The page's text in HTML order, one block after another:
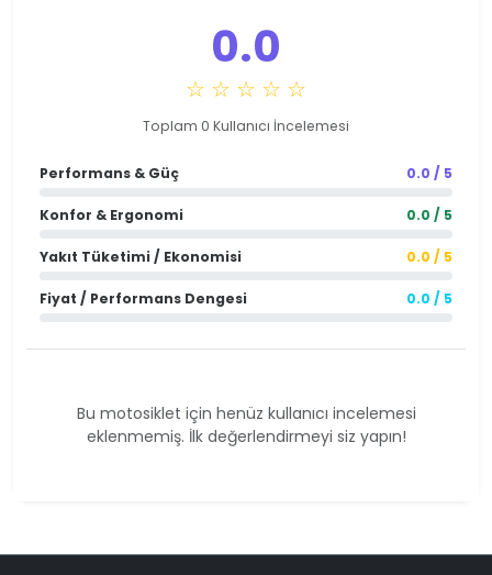
0.0
☆ ☆ ☆ ☆ ☆
Toplam 0 Kullanıcı İncelemesi
Performans & Güç 0.0 / 5
Konfor & Ergonomi 0.0 / 5
Yakıt Tüketimi / Ekonomisi 0.0 / 5
Fiyat / Performans Dengesi 0.0 / 5
Bu motosiklet için henüz kullanıcı incelemesi
eklenmemiş. İlk değerlendirmeyi siz yapın!